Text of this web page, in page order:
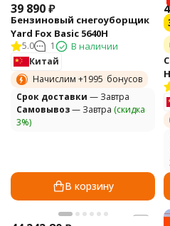
39 890₽
Бензиновый снегоуборщик
Yard Fox Basic 5640H
5.0 1 В наличии
Китай
Начислим +1995 бонусов
Cрок доставки — Завтра
Самовывоз— Завтра (скидка
3%)
В корзину